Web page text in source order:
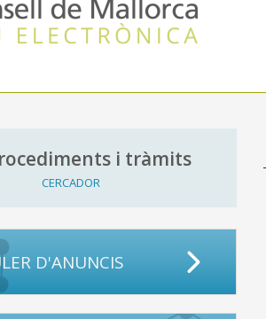
i tràmits
CERCADOR
D'ANUNCIS